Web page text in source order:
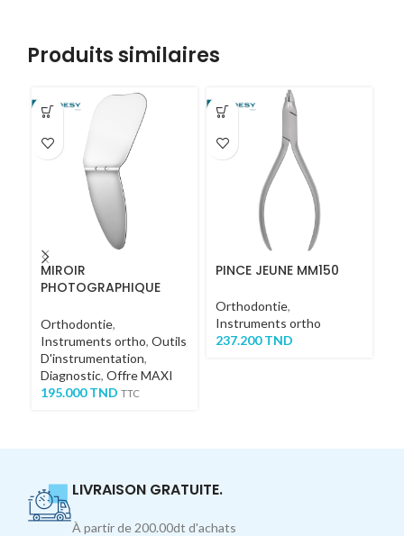
Produits similaires
MIROIR
PHOTOGRAPHIQUE
Orthodontie,
Instruments ortho, Outils
D'instrumentation,
Diagnostic, Offre MAXI
195.000TND TTC
PINCE JEUNE MM150
Orthodontie,
Instruments ortho
237.200TND
LIVRAISON GRATUITE.
À partir de 200.00dt d'achats